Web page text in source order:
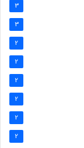
3
3
2
2
2
2
2
2